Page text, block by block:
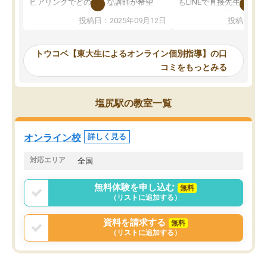
ヒアリングでどのような講師が希望
か、オプションは付帯するかなど選ぶ
事が出来ました。
ーティングを行い、その講師で良いか
見てから講師を決定する事ができま
す。
うちの子は、初回面談の講師の方で決
オンラインツールを使用した単語帳の
共有があり宿題もそちらで出される形
でした。
言う事で講師変更の申し出があり、あ
まりに短期での変更だった為、塾に通
う事にして退会しました。遅れも取り
戻せ、授業内容や講師の方は良かった
と思います。
投稿日：2025年09月12日
もLINEで直接先生に質問
めれるので、個人に合
いなのがあり(有料)、受
ことをどんなスケジュー
くか相談したのですが、
ち期待したものではなく
くなってきたようなので
投稿日：
トウコベ【東大生によるオンライン個別指導】の口
コミをもっとみる
塩尻駅の教室一覧
オンライン校 詳しく見る
対応エリア 全国
無料体験を申し込む
無料
（リストに追加する）
資料を請求する
無料
（リストに追加する）